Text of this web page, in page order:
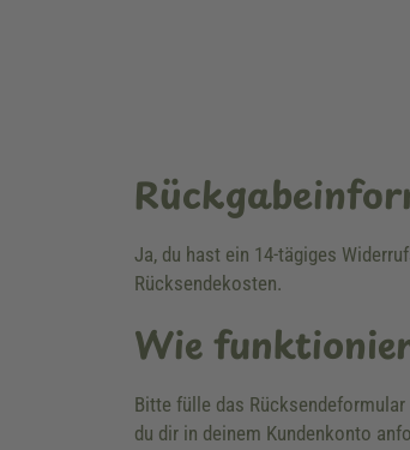
Ja, du hast ein 14-tägiges
Rücksendekosten.
Wie
Bitte fülle das
du dir in deinem Kundenkonto